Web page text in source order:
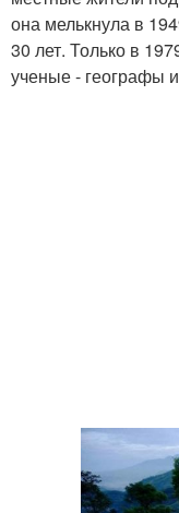
она мелькнула в
30 лет. Только в
ученые - географы и